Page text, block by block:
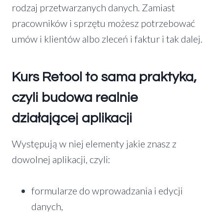
rodzaj przetwarzanych danych. Zamiast
pracowników i sprzętu możesz potrzebować
umów i klientów albo zleceń i faktur i tak dalej.
Kurs Retool to sama praktyka,
czyli budowa realnie
działającej aplikacji
Występują w niej elementy jakie znasz z
dowolnej aplikacji, czyli:
formularze do wprowadzania i edycji
danych,